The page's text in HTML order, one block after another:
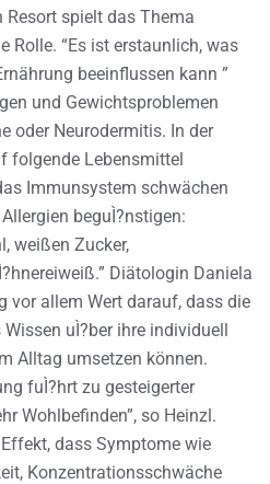
spielt das Thema
Rolle. “Es ist erstaunlich, was
beeinflussen kann ”
und Gewichtsproblemen
oder Neurodermitis. In der
folgende Lebensmittel
Immunsystem schwächen
beguÌ?nstigen:
weißen Zucker,
Diätologin Daniela
vor allem Wert darauf, dass die
uÌ?ber ihre individuell
Alltag umsetzen können.
fuÌ?hrt zu gesteigerter
Wohlbefinden”, so Heinzl.
dass Symptome wie
Konzentrationsschwäche